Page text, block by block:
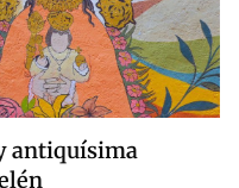
antiquísima